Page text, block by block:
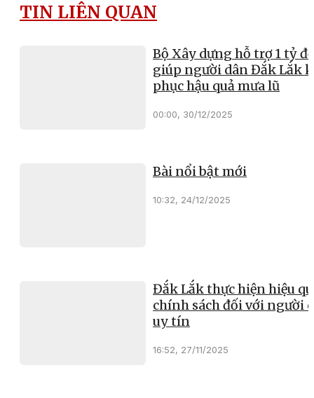
TIN LIÊN QUAN
Bộ Xây dựng hỗ trợ 1 tỷ
giúp người dân Đắk Lắk
phục hậu quả mưa lũ
00:00, 30/12/2025
Bài nổi bật mới
10:32, 24/12/2025
Đắk Lắk thực hiện hiệu
chính sách đối với người
uy tín
16:52, 27/11/2025